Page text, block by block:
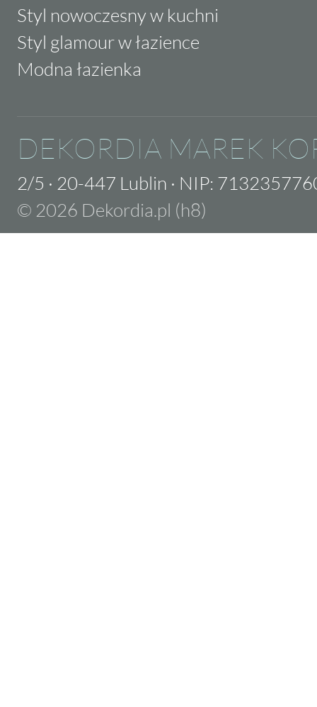
Styl nowoczesny w kuchni
Styl glamour w łazience
Modna łazienka
DEKORDIA MAREK
2/5 · 20-447 Lublin · NIP:
© 2026 Dekordia.pl (h8)